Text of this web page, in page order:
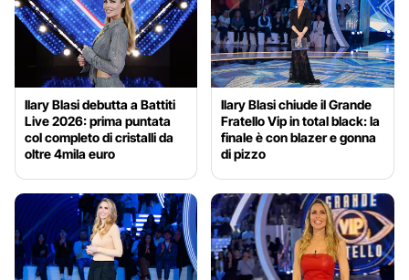
Ilary Blasi debutta a Battiti
Live 2026: prima puntata
col completo di cristalli da
oltre 4mila euro
Ilary Blasi chiude il Grande
Fratello Vip in total black: la
finale è con blazer e gonna
di pizzo